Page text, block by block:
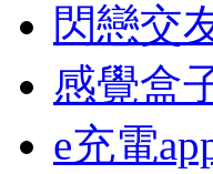
閃戀交
感覺盒
e充電